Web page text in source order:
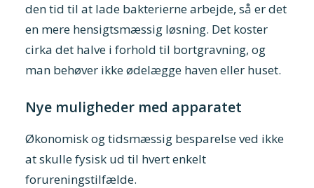
den tid til at lade bakterierne arbejde, så er det
en mere hensigtsmæssig løsning. Det koster
cirka det halve i forhold til bortgravning, og
man behøver ikke ødelægge haven eller huset.
Nye muligheder med apparatet
Økonomisk og tidsmæssig besparelse ved ikke
at skulle fysisk ud til hvert enkelt
forureningstilfælde.